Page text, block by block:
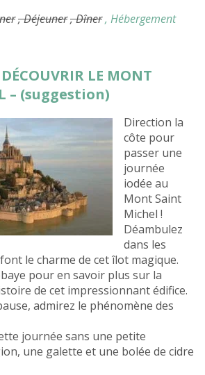
, Déjeuner, Dîner, Hébergement
LE MONT
– (suggestion)
Direction la
côte pour
passer une
journée
iodée au
Mont Saint
Michel !
Déambulez
dans les
le charme de cet îlot magique.
pour en savoir plus sur la
de cet impressionnant édifice.
admirez le phénomène des
journée sans une petite
une galette et une bolée de cidre